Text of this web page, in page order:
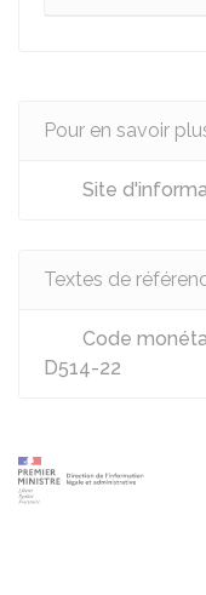
Pour en savoir
Site
Textes de
Code
D514-22